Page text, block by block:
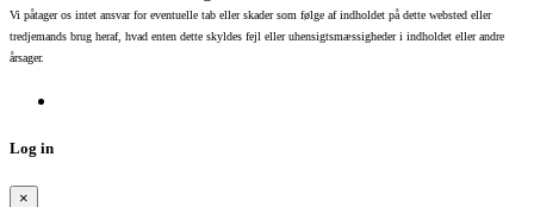
Vi påtager os intet ansvar for eventuelle tab eller skader som følge af indholdet på dette websted eller
tredjemands brug heraf, hvad enten dette skyldes fejl eller uhensigtsmæssigheder i indholdet eller andre
årsager.
Log in
×